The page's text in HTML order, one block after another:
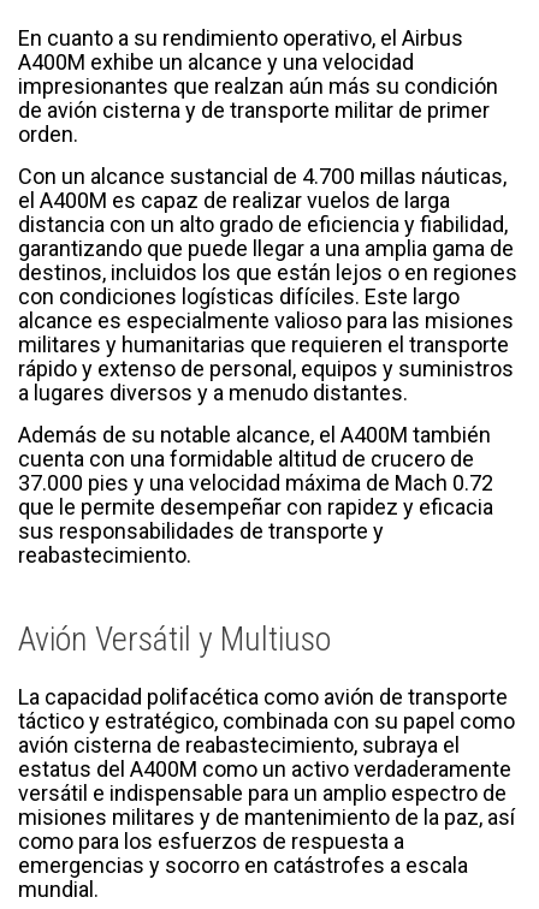
En cuanto a su rendimiento operativo, el Airbus
A400M exhibe un alcance y una velocidad
impresionantes que realzan aún más su condición
de avión cisterna y de transporte militar de primer
orden.
Con un alcance sustancial de 4.700 millas náuticas,
el A400M es capaz de realizar vuelos de larga
distancia con un alto grado de eficiencia y fiabilidad,
garantizando que puede llegar a una amplia gama de
destinos, incluidos los que están lejos o en regiones
con condiciones logísticas difíciles. Este largo
alcance es especialmente valioso para las misiones
militares y humanitarias que requieren el transporte
rápido y extenso de personal, equipos y suministros
a lugares diversos y a menudo distantes.
Además de su notable alcance, el A400M también
cuenta con una formidable altitud de crucero de
37.000 pies y una velocidad máxima de Mach 0.72
que le permite desempeñar con rapidez y eficacia
sus responsabilidades de transporte y
reabastecimiento.
Avión Versátil y Multiuso
La capacidad polifacética como avión de transporte
táctico y estratégico, combinada con su papel como
avión cisterna de reabastecimiento, subraya el
estatus del A400M como un activo verdaderamente
versátil e indispensable para un amplio espectro de
misiones militares y de mantenimiento de la paz, así
como para los esfuerzos de respuesta a
emergencias y socorro en catástrofes a escala
mundial.